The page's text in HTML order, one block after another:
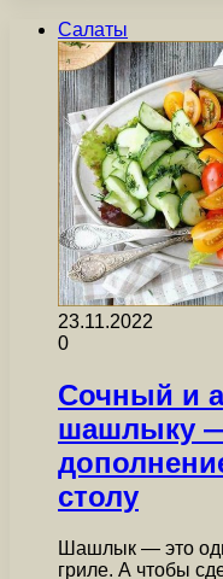
Салаты
23.11.2022
0
Сочный и
шашлыку
столу
Шашлык — это
гриле. А чтобы